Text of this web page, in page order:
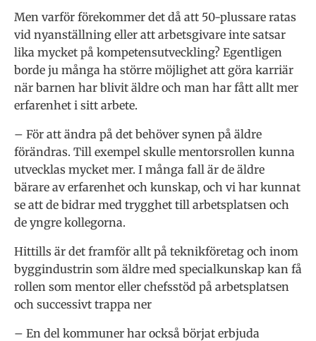
Men varför förekommer det då att 50-plussare ratas
vid nyanställning eller att arbetsgivare inte satsar
lika mycket på kompetensutveckling? Egentligen
borde ju många ha större möjlighet att göra kar­riär
när barnen har blivit äldre och man har fått allt mer
erfarenhet i sitt arbete.
– För att ändra på det behöver synen på äldre
förändras. Till exempel skulle men­torsrollen kunna
utvecklas mycket mer. I många fall är de äldre
bärare av erfaren­het och kunskap, och vi har kunnat
se att de bidrar med trygghet till arbetsplatsen och
de yngre kollegorna.
Hittills är det framför allt på teknikföretag och inom
byggindustrin som äld­re med specialkunskap kan få
rollen som mentor eller chefsstöd på arbetsplatsen
och successivt trappa ner
– En del kommuner har också börjat erbjuda